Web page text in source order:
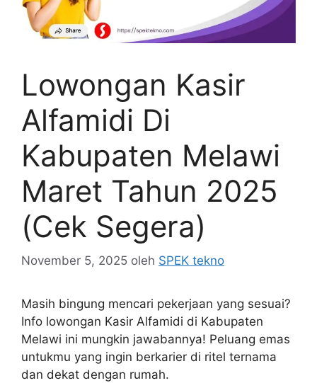
Lowongan Kasir
Alfamidi Di
Kabupaten Melawi
Maret Tahun 2025
(Cek Segera)
November 5, 2025 oleh SPEK tekno
Masih bingung mencari pekerjaan yang sesuai?
Info lowongan Kasir Alfamidi di Kabupaten
Melawi ini mungkin jawabannya! Peluang emas
untukmu yang ingin berkarier di ritel ternama
dan dekat dengan rumah.